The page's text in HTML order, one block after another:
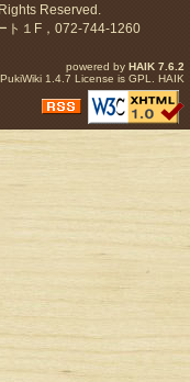
Reserved.
ト１F，072-744-1260
powered by HAIK 7.6.2
PukiWiki 1.4.7 License is GPL HAIK